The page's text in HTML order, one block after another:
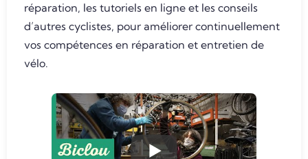
réparation, les tutoriels en ligne et les conseils
d’autres cyclistes, pour améliorer continuellement
vos compétences en réparation et entretien de
vélo.